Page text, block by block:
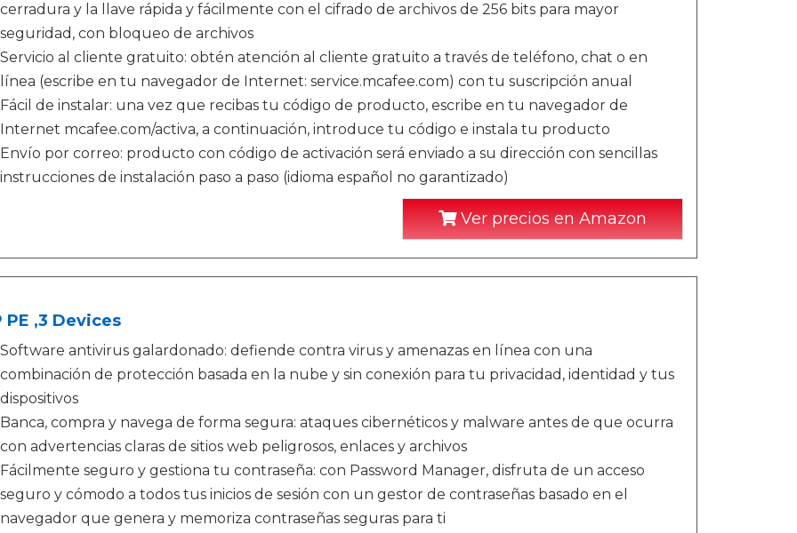
cerradura y la llave rápida y fácilmente con el cifrado de archivos de 256 bits para mayor
seguridad, con bloqueo de archivos
Servicio al cliente gratuito: obtén atención al cliente gratuito a través de teléfono, chat o en
línea (escribe en tu navegador de Internet: service.mcafee.com) con tu suscripción anual
Fácil de instalar: una vez que recibas tu código de producto, escribe en tu navegador de
Internet mcafee.com/activa, a continuación, introduce tu código e instala tu producto
Envío por correo: producto con código de activación será enviado a su dirección con sencillas
instrucciones de instalación paso a paso (idioma español no garantizado)
Ver precios en Amazon
PE ,3 Devices
Software antivirus galardonado: defiende contra virus y amenazas en línea con una
combinación de protección basada en la nube y sin conexión para tu privacidad, identidad y tus
dispositivos
Banca, compra y navega de forma segura: ataques cibernéticos y malware antes de que ocurra
con advertencias claras de sitios web peligrosos, enlaces y archivos
Fácilmente seguro y gestiona tu contraseña: con Password Manager, disfruta de un acceso
seguro y cómodo a todos tus inicios de sesión con un gestor de contraseñas basado en el
navegador que genera y memoriza contraseñas seguras para ti